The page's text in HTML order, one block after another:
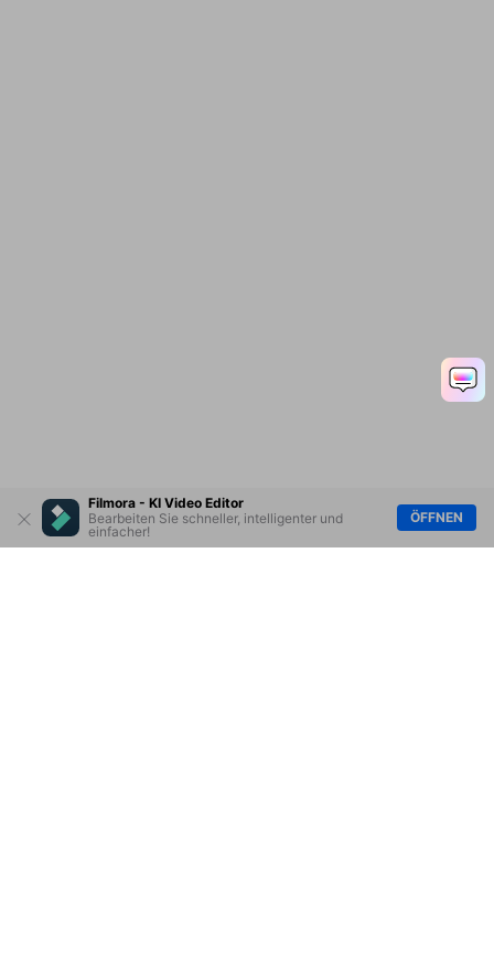
Filmora - KI Video Editor
Bearbeiten Sie schneller, intelligenter und
einfacher!
ÖFFNEN